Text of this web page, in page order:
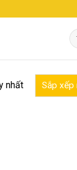
nhất